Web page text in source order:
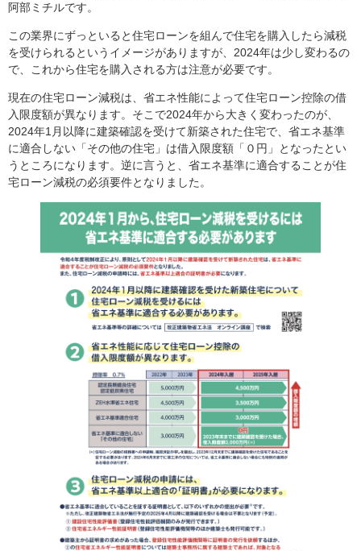
阿部ミチルです。
この業界にずっといると住宅ローンを組んで住宅を購入したら減税
を受けられるというイメージがありますが、2024年は少し変わるの
で、これから住宅を購入される方は注意が必要です。
現在の住宅ローン減税は、省エネ性能によって住宅ローン控除の借
入限度額が異なります。そこで2024年から大きく変わったのが、
2024年1月以降に建築確認を受けて新築された住宅で、省エネ基準
に適合しない「その他の住宅」は借入限度額「０円」となったとい
うところになります。逆に言うと、省エネ基準に適合することが住
宅ローン減税の必須要件となりました。